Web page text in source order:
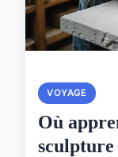
VOYAGE
Où